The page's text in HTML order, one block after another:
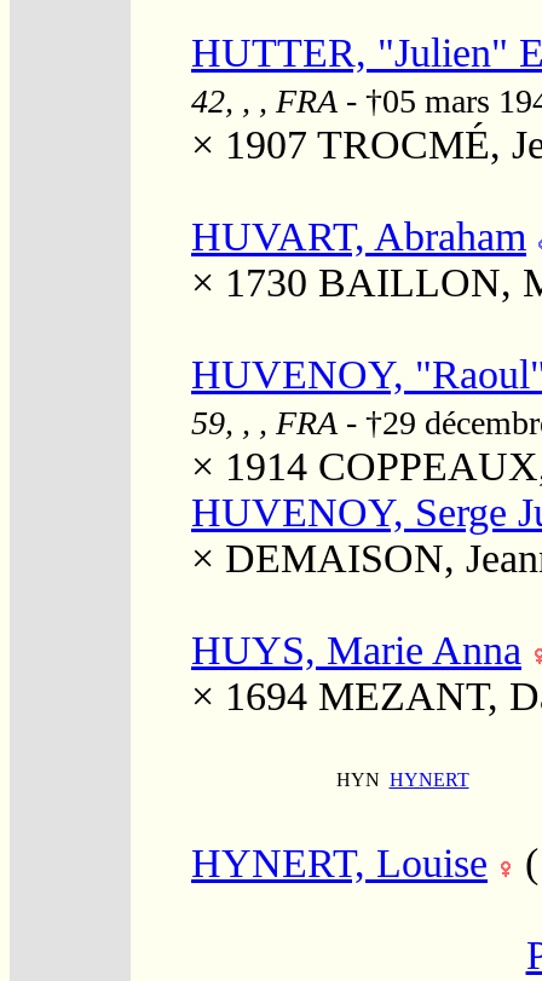
HUTTER, "Julien"
42, , , FRA - †05 mars
× 1907 TROCMÉ,
HUVART, Abraham
× 1730 BAILLON,
HUVENOY,
59, , , FRA - †29
× 1914
HUVENOY, Serge
× DEMAISON,
HUYS, Marie Anna
× 1694 MEZANT,
HYN HYNERT
HYNERT, Louise